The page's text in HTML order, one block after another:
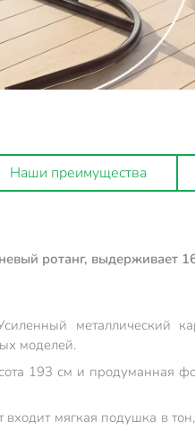
Наши преимущества
ротанг, выдерживает
металлический
моделей.
193 см и продуманная
входит мягкая подушка в